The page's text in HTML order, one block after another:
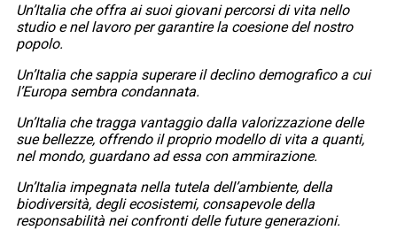
Un’Italia che offra ai suoi giovani percorsi di vita nello
studio e nel lavoro per garantire la coesione del nostro
popolo.
Un’Italia che sappia superare il declino demografico a cui
l’Europa sembra condannata.
Un’Italia che tragga vantaggio dalla valorizzazione delle
sue bellezze, offrendo il proprio modello di vita a quanti,
nel mondo, guardano ad essa con ammirazione.
Un’Italia impegnata nella tutela dell’ambiente, della
biodiversità, degli ecosistemi, consapevole della
responsabilità nei confronti delle future generazioni.